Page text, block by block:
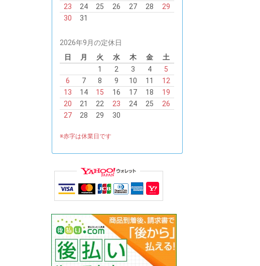
23
24 25 26 27 28
29
30
31
2026年9月の定休日
日
月 火 水 木 金
土
1
2 3 4
5
6
7 8 9 10 11
12
13
14 15 16 17 18
19
20
21 22 23 24 25
26
27
28 29 30
※赤字は休業日です